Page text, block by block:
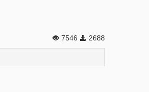
7546 2688